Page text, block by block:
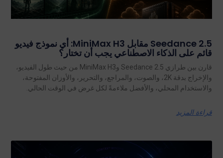
Seedance 2.5 مقابل MiniMax H3: أي نموذج فيديو
قائم على الذكاء الاصطناعي يجب أن تختار؟
قارن بين طرازي Seedance 2.5 وMiniMax H3 من حيث طول الفيديو،
والإخراج بدقة 2K، والصوت، والمراجع، والتحرير، والأوزان المفتوحة،
والاستخدام المحلي، والأفضل ملاءمةً لكل غرض في الوقت الحالي.
قراءة المزيد